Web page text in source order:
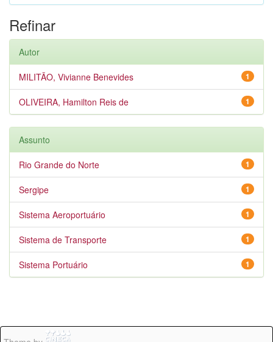
Refinar
Autor
1
MILITÃO, Vivianne Benevides
1
OLIVEIRA, Hamilton Reis de
Assunto
1
Rio Grande do Norte
1
Sergipe
1
Sistema Aeroportuário
1
Sistema de Transporte
1
Sistema Portuário